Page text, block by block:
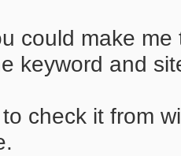
could make
keyword and
check it from